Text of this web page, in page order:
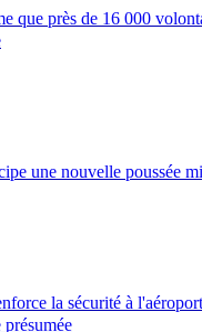
que près de 16 000
une nouvelle poussée
la sécurité à